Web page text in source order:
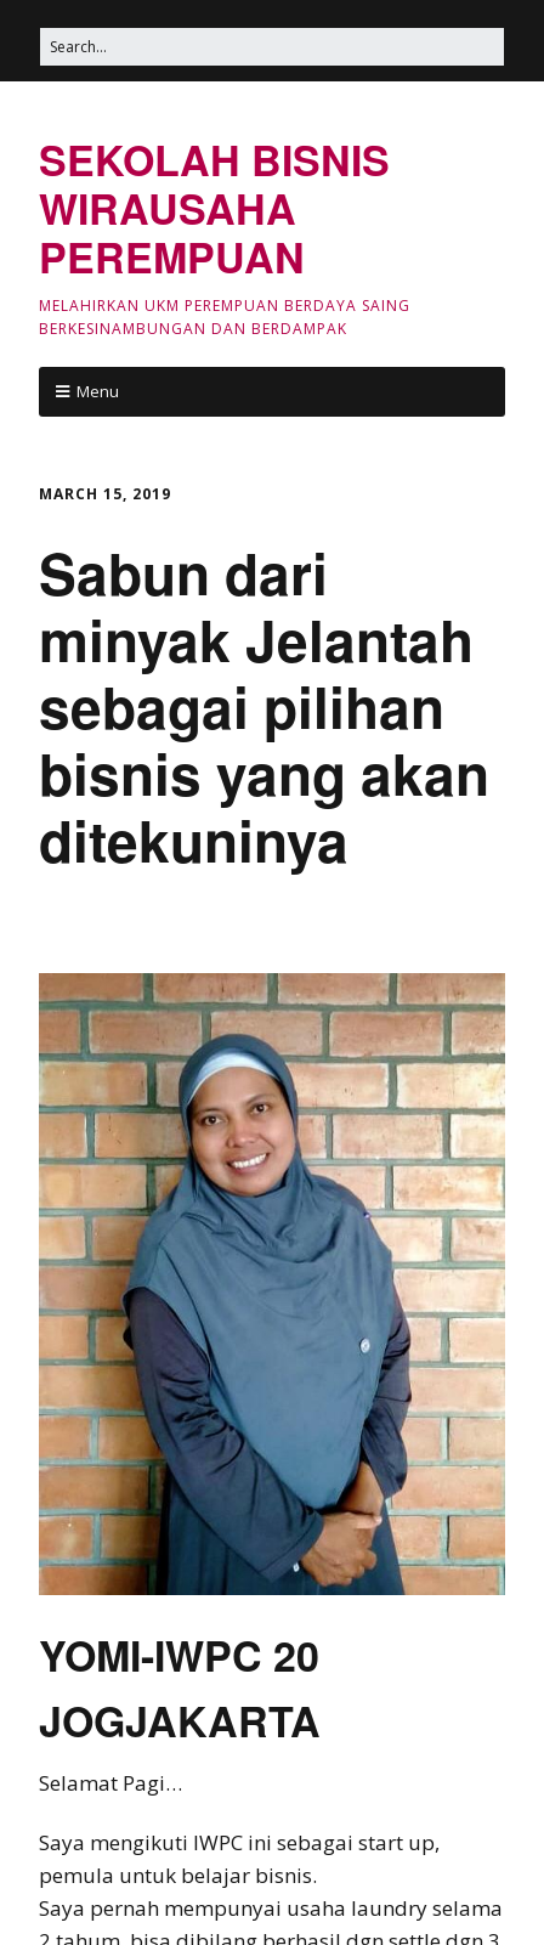
SEKOLAH BISNIS
WIRAUSAHA
PEREMPUAN
MELAHIRKAN UKM PEREMPUAN BERDAYA SAING
BERKESINAMBUNGAN DAN BERDAMPAK
Menu
MARCH 15, 2019
Sabun dari
minyak Jelantah
sebagai pilihan
bisnis yang akan
ditekuninya
YOMI-IWPC 20
JOGJAKARTA
Selamat Pagi…
Saya mengikuti IWPC ini sebagai start up,
pemula untuk belajar bisnis.
Saya pernah mempunyai usaha laundry selama